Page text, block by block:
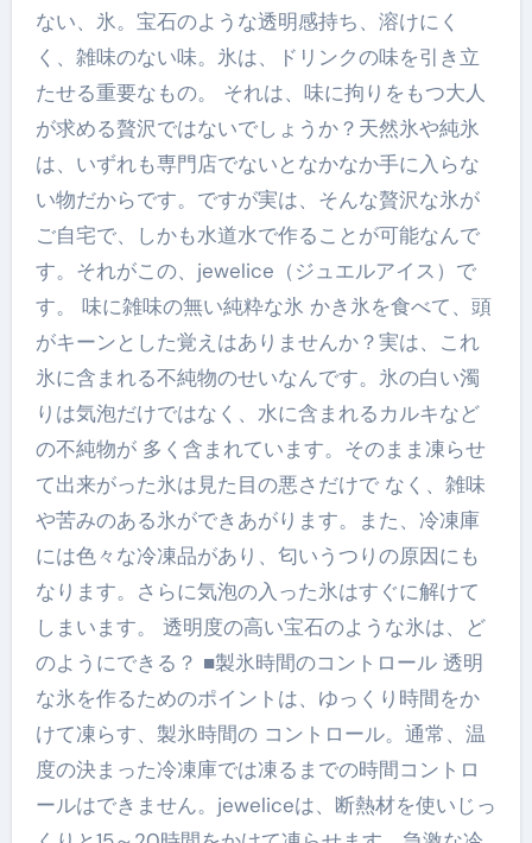
ない、氷。宝石のような透明感持ち、溶けにく
く、雑味のない味。氷は、ドリンクの味を引き立
たせる重要なもの。 それは、味に拘りをもつ大人
が求める贅沢ではないでしょうか？天然氷や純氷
は、いずれも専門店でないとなかなか手に入らな
い物だからです。ですが実は、そんな贅沢な氷が
ご自宅で、しかも水道水で作ることが可能なんで
す。それがこの、jewelice（ジュエルアイス）で
す。 味に雑味の無い純粋な氷 かき氷を食べて、頭
がキーンとした覚えはありませんか？実は、これ
氷に含まれる不純物のせいなんです。氷の白い濁
りは気泡だけではなく、水に含まれるカルキなど
の不純物が 多く含まれています。そのまま凍らせ
て出来がった氷は見た目の悪さだけで なく、雑味
や苦みのある氷ができあがります。また、冷凍庫
には色々な冷凍品があり、匂いうつりの原因にも
なります。さらに気泡の入った氷はすぐに解けて
しまいます。 透明度の高い宝石のような氷は、ど
のようにできる？ ■製氷時間のコントロール 透明
な氷を作るためのポイントは、ゆっくり時間をか
けて凍らす、製氷時間の コントロール。通常、温
度の決まった冷凍庫では凍るまでの時間コントロ
ールはできません。jeweliceは、断熱材を使いじっ